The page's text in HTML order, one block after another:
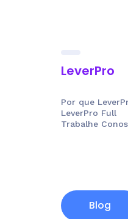
LeverPro
Por que
LeverPro Full
Trabalhe
Blog